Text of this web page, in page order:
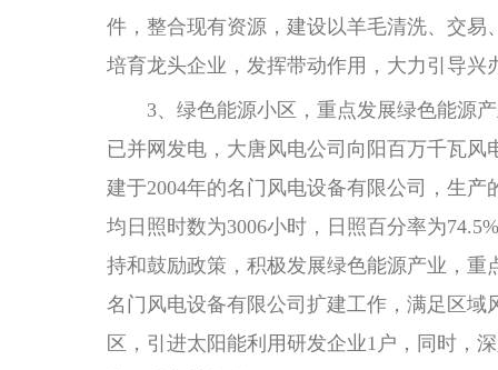
件，整合现有资源，建设以羊毛清洗、交
培育龙头企业，发挥带动作用，大力引导
3、绿色能源小区，重点发展绿色能源产
已并网发电，大唐风电公司向阳百万千瓦
建于2004年的名门风电设备有限公司，生
均日照时数为3006小时，日照百分率为
持和鼓励政策，积极发展绿色能源产业，
名门风电设备有限公司扩建工作，满足区
区，引进太阳能利用研发企业1户，同时，